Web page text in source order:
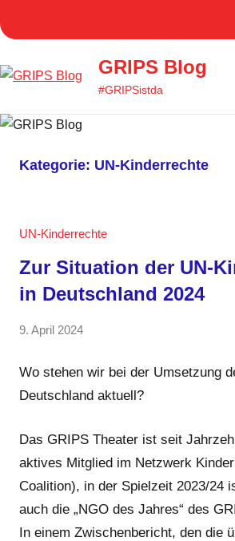
Inhalt
GRIPS Blog
#GRIPSistda
Kategorie: UN-Kinderrechte
UN-Kinderrechte
Zur Situation der UN-
in Deutschland 2024
von
Kraus
9. April 2024
Wo stehen wir bei der Umsetzung
Deutschland aktuell?
Das GRIPS Theater ist seit
aktives Mitglied im Netzwerk
Coalition), in der Spielzeit 2023/24
auch die „NGO des Jahres“ des
In einem Zwischenbericht, den die